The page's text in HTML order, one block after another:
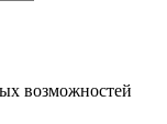
возможностей